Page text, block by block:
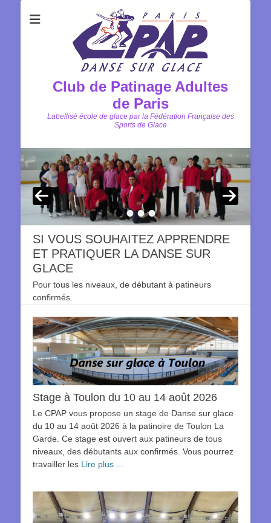
Club de Patinage Adultes
de Paris
Labellisé école de glace par la Fédération Française des
Sports de Glace
••••
SI VOUS SOUHAITEZ APPRENDRE
ET PRATIQUER LA DANSE SUR
GLACE
Pour tous les niveaux, de débutant à patineurs
confirmés.
Stage à Toulon du 10 au 14 août 2026
Le CPAP vous propose un stage de Danse sur glace
du 10 au 14 août 2026 à la patinoire de Toulon La
Garde. Ce stage est ouvert aux patineurs de tous
niveaux, des débutants aux confirmés. Vous pourrez
travailler les Lire plus ...